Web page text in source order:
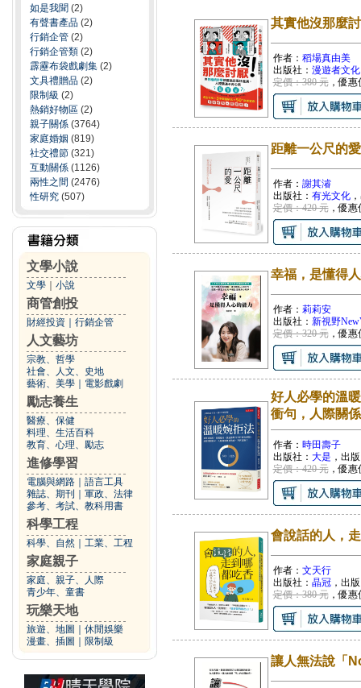
如是我聞 (2)
有聲書產品 (2)
行銷企管 (2)
行銷企管類 (2)
霹靂布袋戲劇集 (2)
文具禮贈品 (2)
限制級 (2)
熱銷好物區 (2)
親子關係 (3764)
家庭婚姻 (819)
社交禮節 (321)
互動關係 (1126)
兩性之間 (2476)
性研究 (507)
文學小說
文學 小說
商管創投
財經投資 行銷企管
人文藝坊
宗教、哲學
社會、人文、史地
藝術、美學
電影戲劇
勵志養生
醫療、保健
料理、生活百科
教育、心理、勵志
進修學習
電腦與網路
語言工具
雜誌、期刊
軍政、法律
參考、考試、教科用書
科學工程
科學、自然 工業、工程
家庭親子
家庭、親子、人際
青少年、童書
玩樂天地
旅遊、地圖
休閒娛樂
漫畫、插圖
限制級
其實他沒那麼
作者： 稻場真由美
出版社： 漫遊者文化
定價：380 元，優惠
距離一公尺的
作者： 謝其濬
出版社： 有光文化
定價：420 元，優惠
幸福，是懂得
作者： 莉莉安
出版社： 新視野
定價：320 元，優惠
好人必學的溫
衝句，人際關
作者： 時田壽子
出版社： 大是 ，出
定價：420 元，優惠
會說話的人，
作者： 文天行
出版社： 晶冠，出
定價：380 元，優惠
讓人無法說「